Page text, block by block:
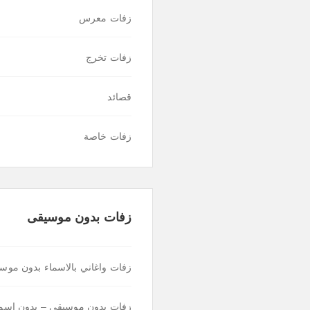
زفات معرس
زفات تخرج
قصائد
زفات خاصة
زفات بدون موسيقى
زفات واغاني بالاسماء بدون
زفات بدون موسيقى – بدون